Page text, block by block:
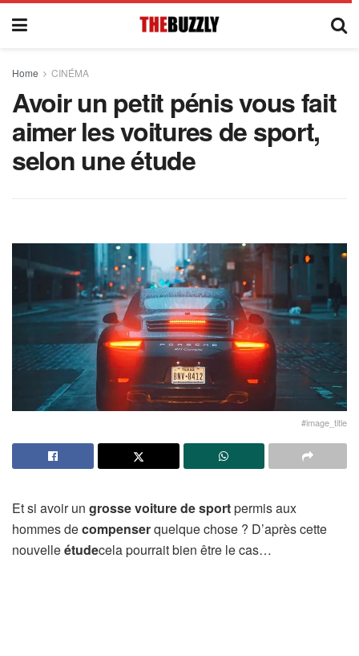
Home CINÉMA
Avoir un petit pénis vous fait
aimer les voitures de sport,
selon une étude
#image_title
Et si avoir un grosse voiture de sportpermis aux
hommes decompenserquelque chose ? D’après cette
nouvelleétudecela pourrait bien être le cas…